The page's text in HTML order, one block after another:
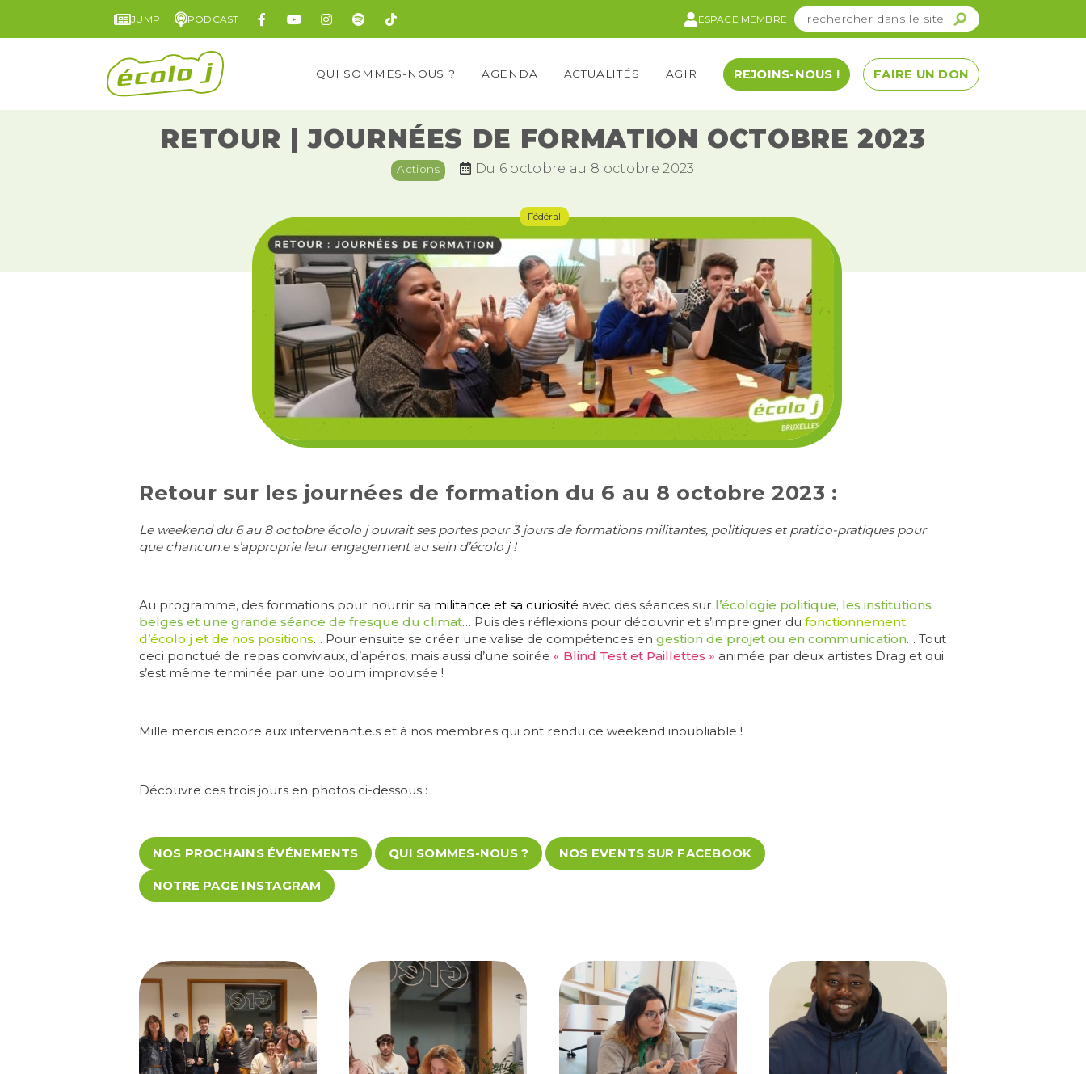
JUMP PODCAST ESPACE MEMBRE
QUI SOMMES-NOUS ? AGENDA ACTUALITÉS AGIR REJOINS-NOUS ! FAIRE UN DON
RETOUR | JOURNÉES DE FORMATION OCTOBRE 2023
Actions Du 6 octobre au 8 octobre 2023
Fédéral
Retour sur les journées de formation du 6 au 8 octobre 2023 :
Le weekend du 6 au 8 octobre écolo j ouvrait ses portes pour 3 jours de formations militantes, politiques et pratico-pratiques pour
que chancun.e s’approprie leur engagement au sein d’écolo j !
Au programme, des formations pour nourrir sa militance et sa curiosité avec des séances sur l’écologie politique, les institutions
belges et une grande séance de fresque du climat… Puis des réflexions pour découvrir et s’impreigner du fonctionnement
d’écolo j et de nos positions… Pour ensuite se créer une valise de compétences en gestion de projet ou en communication… Tout
ceci ponctué de repas conviviaux, d’apéros, mais aussi d’une soirée « Blind Test et Paillettes » animée par deux artistes Drag et qui
s’est même terminée par une boum improvisée !
Mille mercis encore aux intervenant.e.s et à nos membres qui ont rendu ce weekend inoubliable !
Découvre ces trois jours en photos ci-dessous :
NOS PROCHAINS ÉVÉNEMENTS QUI SOMMES-NOUS ? NOS EVENTS SUR FACEBOOK
NOTRE PAGE INSTAGRAM